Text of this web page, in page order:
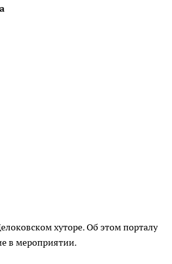
хуторе. Об этом порталу
в мероприятии.